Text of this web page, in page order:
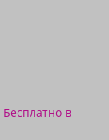
Бесплатно в